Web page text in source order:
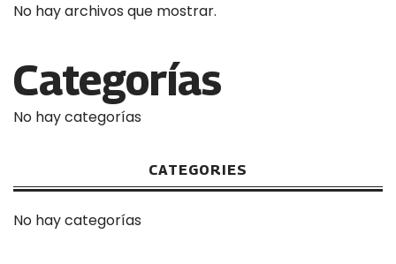
No hay archivos que mostrar.
Categorías
No hay categorías
CATEGORIES
No hay categorías